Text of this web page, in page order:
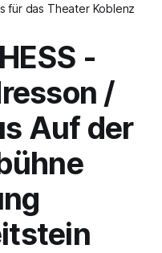
für das Theater Koblenz
-
/
Auf der